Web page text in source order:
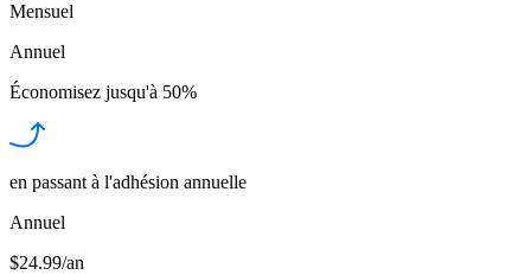
Mensuel
Annuel
Économisez jusqu'à 50%
en passant à l'adhésion annuelle
Annuel
$24.99/an